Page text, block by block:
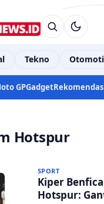
Tekno
GPGadget
Hotspur
SPORT
Kiper
Hotspur: